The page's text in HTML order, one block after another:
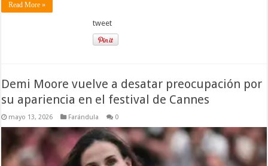
Read More »
tweet
Demi Moore vuelve a desatar preocupación por
su apariencia en el festival de Cannes
mayo 13, 2026 Farándula 0